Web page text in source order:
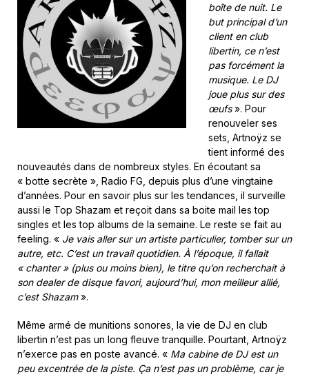
boîte de nuit. Le
but principal d’un
client en club
libertin, ce n’est
pas forcément la
musique. Le DJ
joue plus sur des
œufs». Pour
renouveler ses
sets, Artnoÿz se
tient informé des
nouveautés dans de nombreux styles. En écoutant sa
« botte secrète », Radio FG, depuis plus d’une vingtaine
d’années. Pour en savoir plus sur les tendances, il surveille
aussi le Top Shazam et reçoit dans sa boite mail les top
singles et les top albums de la semaine. Le reste se fait au
feeling. « Je vais aller sur un artiste particulier, tomber sur un
autre, etc. C’est un travail quotidien. À l’époque, il fallait
« chanter » (plus ou moins bien), le titre qu’on recherchait à
son dealer de disque favori, aujourd’hui, mon meilleur allié,
c’est Shazam».
Même armé de munitions sonores, la vie de DJ en club
libertin n’est pas un long fleuve tranquille. Pourtant, Artnoÿz
n’exerce pas en poste avancé. « Ma cabine de DJ est un
peu excentrée de la piste. Ça n’est pas un problème, car je